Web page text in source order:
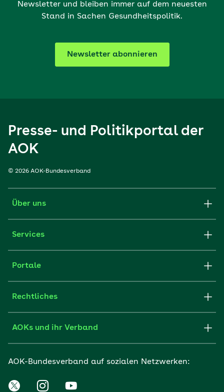
Newsletter und bleiben immer auf dem neuesten
Stand in Sachen Gesundheitspolitik.
Newsletter abonnieren
Presse- und Politikportal der
AOK
© 2026 AOK-Bundesverband
Über uns
Services
Portale
Rechtliches
AOKs und ihr Verband
AOK-Bundesverband auf sozialen Netzwerken: